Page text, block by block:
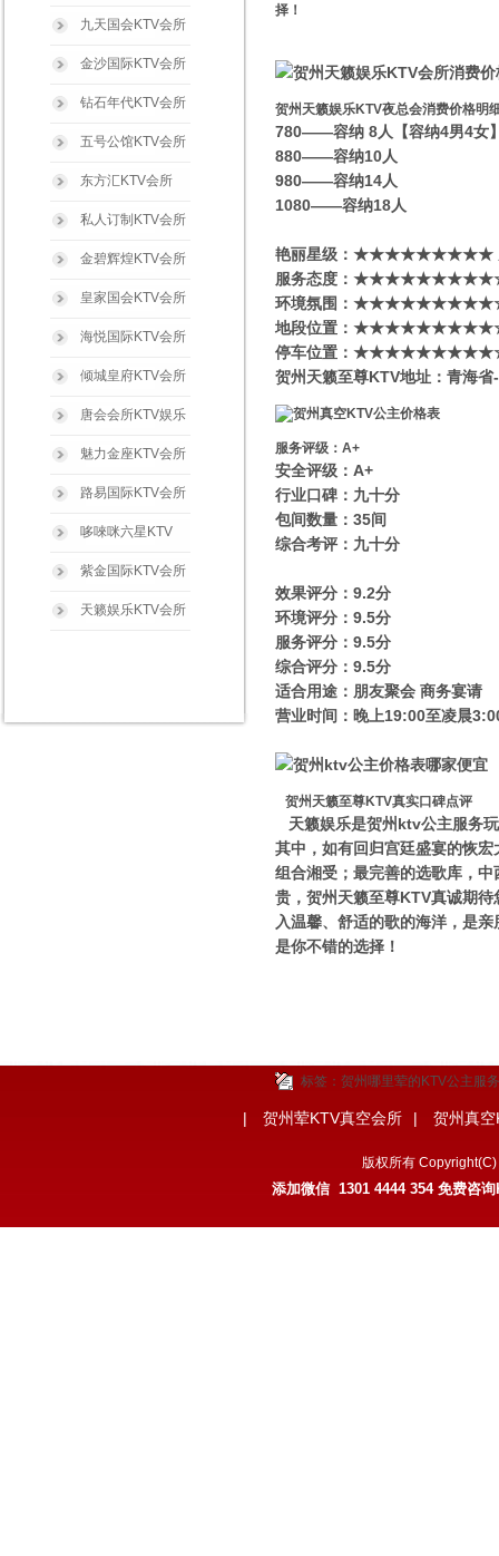
择！
贺州天籁娱乐KTV夜总会消费价格明
780——容纳 8人【容纳4男4女
880——容纳10人
980——容纳14人
1080——容纳18人
艳丽星级​‌‌：★★★★★★★★★
服务态度：★★★★★★★★★☆
环境氛围：★★★★★★★★★☆
地段位置：★★★★★★★★★☆
停车位置：★★★★★★★★★☆
贺州天籁至尊KTV地址：青海
服务评级：A+
安全评级：A+
行业口碑：九十分
包间数量：35间
综合考评：九十分
效果评分：9.2分
环境评分：9.5分
服务评分：9.5分
综合评分：9.5分
适合用途：朋友聚会 商务宴请
营业时间：晚上19:00至凌晨
贺州天籁至尊KTV真实口碑点评
天籁娱乐是贺州ktv公主服务
其中，如有回归宫廷盛宴的恢
组合湘受；最完善的选歌库，
贵，贺州天籁至尊KTV真诚期
入温馨、舒适的歌的海洋，是
是你不错的选择！
标签： 贺州哪里荤的KTV公主服
九天国会KTV会所
金沙国际KTV会所
钻石年代KTV会所
五号公馆KTV会所
东方汇KTV会所
私人订制KTV会所
金碧辉煌KTV会所
皇家国会KTV会所
海悦国际KTV会所
倾城皇府KTV会所
唐会会所KTV娱乐
魅力金座KTV会所
路易国际KTV会所
哆唻咪六星KTV
紫金国际KTV会所
天籁娱乐KTV会所
| 贺州荤KTV真空会所 | 贺州真
版权所有
添加微信 1301 4444 354 免费咨